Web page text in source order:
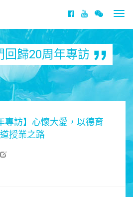
回歸20周年專訪
專訪】心懷大愛，以德育
授業之路